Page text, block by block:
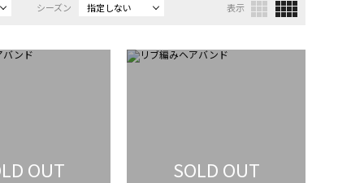
シーズン 指定しない 表示
OUT SOLD OUT